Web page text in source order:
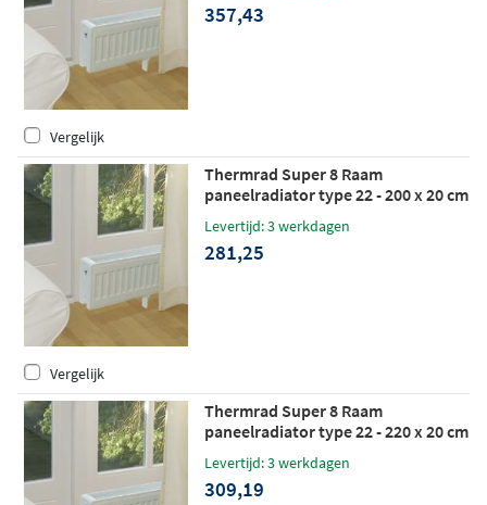
357,43
Vergelijk
Thermrad Super 8 Raam
paneelradiator type 22 - 200 x 20 cm
Levertijd: 3 werkdagen
281,25
Vergelijk
Thermrad Super 8 Raam
paneelradiator type 22 - 220 x 20 cm
Levertijd: 3 werkdagen
309,19